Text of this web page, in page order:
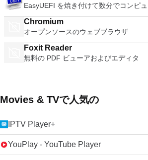
EasyUEFI を焼き付けて数分でコンピ
Chromium
オープンソースのウェブブラウザ
Foxit Reader
無料の PDF ビューアおよびエディタ
Movies & TVで人気の
IPTV Player+
YouPlay - YouTube Player